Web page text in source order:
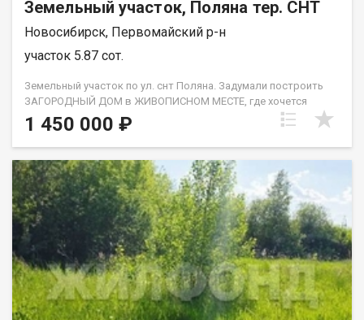
Земельный участок, Поляна тер. СНТ
Новосибирск, Первомайский р-н
участок 5.87 сот.
Земельный участок по ул. снт Поляна. Задумали построить
ЗАГОРОДНЫЙ ДОМ в ЖИВОПИСНОМ МЕСТЕ, где хочется
замедлиться, наше предложение именно для вас! Продается
ровный, сухой, солнечный участок сельхозназначения в СНТ
Поляна Первомайского района (КСМ). Общая площадь участка
составляет 5,87 соток, солнечное место среди вековых
сосен. Участок не подтапливает, грунтовые воды глубоко.
Нет пыли от дороги так как участок в 3ей линии. По границе
участка есть ВСЕ: электричество, круглогодичное городское
водоснабжение и газовая труба по границе участка. Дороги
зимой чистятся, многие живут круглогодично! СНТ Поляна -
это прекрасное место для тех, кто мечтает о собственном
уголке природы вдали от городской суеты. Район
характеризуется чистым воздухом, красивыми пейзажами и
тихой атмосферой. Здесь вы сможете наслаждаться
природой и отдыхать от повседневной суеты. На территории
1 450 000 ₽